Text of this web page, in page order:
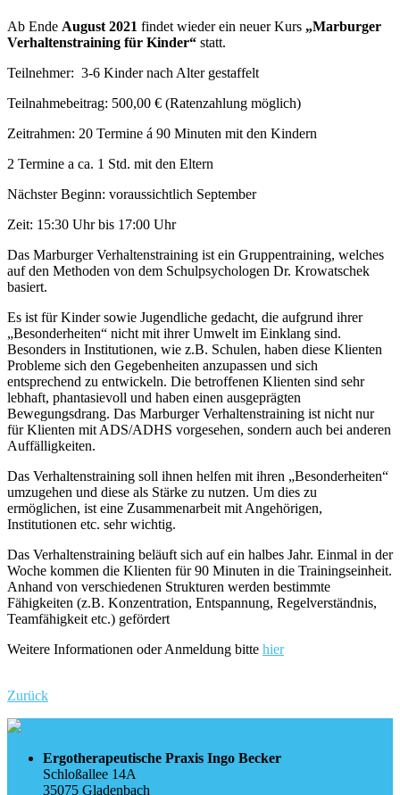
Ab Ende August 2021 findet wieder ein neuer Kurs „Marburger
Verhaltenstraining für Kinder“ statt.
Teilnehmer: 3-6 Kinder nach Alter gestaffelt
Teilnahmebeitrag: 500,00 € (Ratenzahlung möglich)
Zeitrahmen: 20 Termine á 90 Minuten mit den Kindern
2 Termine a ca. 1 Std. mit den Eltern
Nächster Beginn: voraussichtlich September
Zeit: 15:30 Uhr bis 17:00 Uhr
Das Marburger Verhaltenstraining ist ein Gruppentraining, welches
auf den Methoden von dem Schulpsychologen Dr. Krowatschek
basiert.
Es ist für Kinder sowie Jugendliche gedacht, die aufgrund ihrer
„Besonderheiten“ nicht mit ihrer Umwelt im Einklang sind.
Besonders in Institutionen, wie z.B. Schulen, haben diese Klienten
Probleme sich den Gegebenheiten anzupassen und sich
entsprechend zu entwickeln. Die betroffenen Klienten sind sehr
lebhaft, phantasievoll und haben einen ausgeprägten
Bewegungsdrang. Das Marburger Verhaltenstraining ist nicht nur
für Klienten mit ADS/ADHS vorgesehen, sondern auch bei anderen
Auffälligkeiten.
Das Verhaltenstraining soll ihnen helfen mit ihren „Besonderheiten“
umzugehen und diese als Stärke zu nutzen. Um dies zu
ermöglichen, ist eine Zusammenarbeit mit Angehörigen,
Institutionen etc. sehr wichtig.
Das Verhaltenstraining beläuft sich auf ein halbes Jahr. Einmal in der
Woche kommen die Klienten für 90 Minuten in die Trainingseinheit.
Anhand von verschiedenen Strukturen werden bestimmte
Fähigkeiten (z.B. Konzentration, Entspannung, Regelverständnis,
Teamfähigkeit etc.) gefördert
Weitere Informationen oder Anmeldung bitte hier
Zurück
Ergotherapeutische Praxis Ingo Becker
Schloßallee 14A
35075 Gladenbach